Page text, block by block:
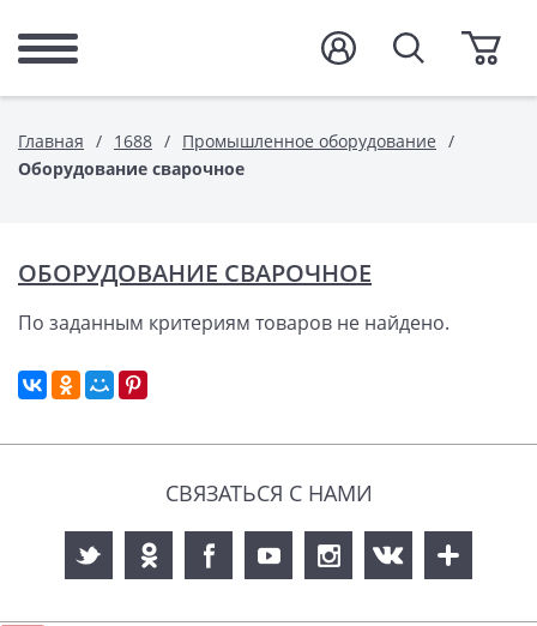
Главная 1688
Промышленное оборудование
Оборудование сварочное
ОБОРУДОВАНИЕ СВАРОЧНОЕ
По заданным критериям товаров не найдено.
СВЯЗАТЬСЯ С НАМИ